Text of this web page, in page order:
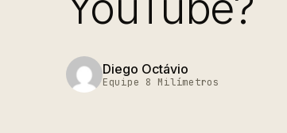
Diego Octávio
Equipe 8 Milímetros